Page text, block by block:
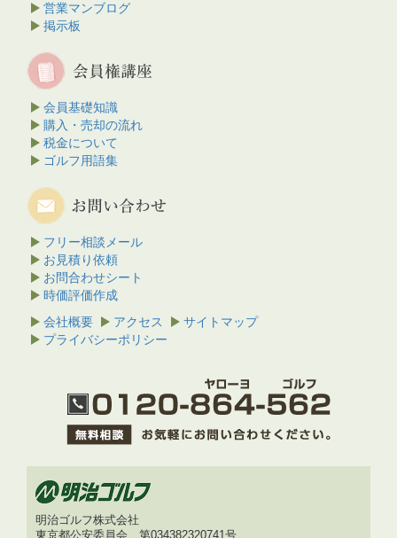
営業マンブログ
掲示板
会員基礎知識
購入・売却の流れ
税金について
ゴルフ用語集
フリー相談メール
お見積り依頼
お問合わせシート
時価評価作成
会社概要
アクセス
サイトマップ
プライバシーポリシー
明治ゴルフ株式会社